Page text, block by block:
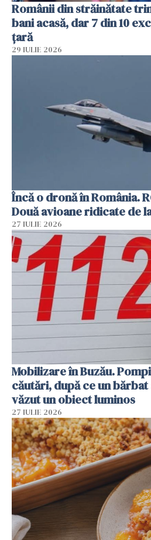
Românii din străinătate
bani acasă, dar 7 din 10
țară
29 IULIE 2026
Încă o dronă în România.
Două avioane ridicate de
27 IULIE 2026
Mobilizare în Buzău.
căutări, după ce un bărbat
văzut un obiect luminos
27 IULIE 2026